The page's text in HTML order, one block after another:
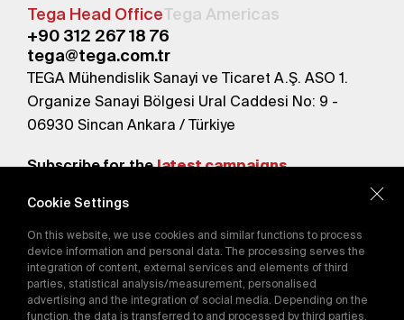
Tega Head OfficeTega Americas
+90 312 267 18 76
tega@tega.com.tr
TEGA Mühendislik Sanayi ve Ticaret A.Ş. ASO 1.
Organize Sanayi Bölgesi Ural Caddesi No: 9 -
06930 Sincan Ankara / Türkiye
Subscribe for thelatest campaigns.
By subscribing, you agree to our
Privacy Policy
Cookie Settings
On this website, we use cookies and similar functions to process
device information and personal data. The processing serves the
integration of content, external services and elements of third
parties, statistical analysis/measurement, personalised
advertising and the integration of social media. Depending on the
function, the data is transferred to and processed by third parties.